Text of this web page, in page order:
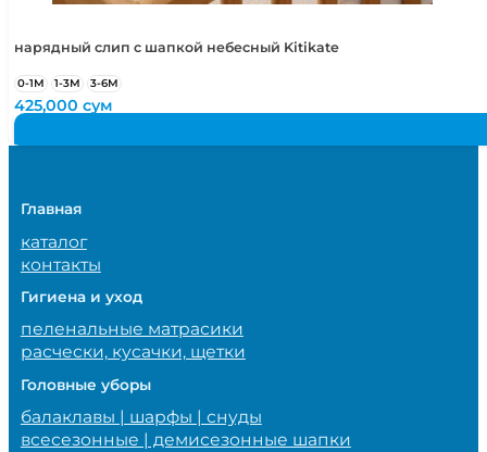
нарядный слип с шапкой небесный Kitikate
0-1М 1-3М 3-6М
425,000сум
Главная
каталог
контакты
Гигиена и уход
пеленальные матрасики
расчески, кусачки, щетки
Головные уборы
балаклавы | шарфы | снуды
всесезонные | демисезонные шапки